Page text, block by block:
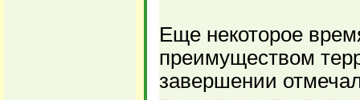
Еще некоторое
преимуществом
завершении